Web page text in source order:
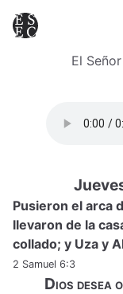
El
Pusieron el arca
llevaron de la
collado; y Uza y
2 Samuel 6:3
Dios desea